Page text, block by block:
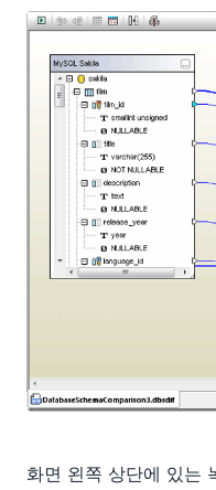
화면 왼쪽 상단에 있는